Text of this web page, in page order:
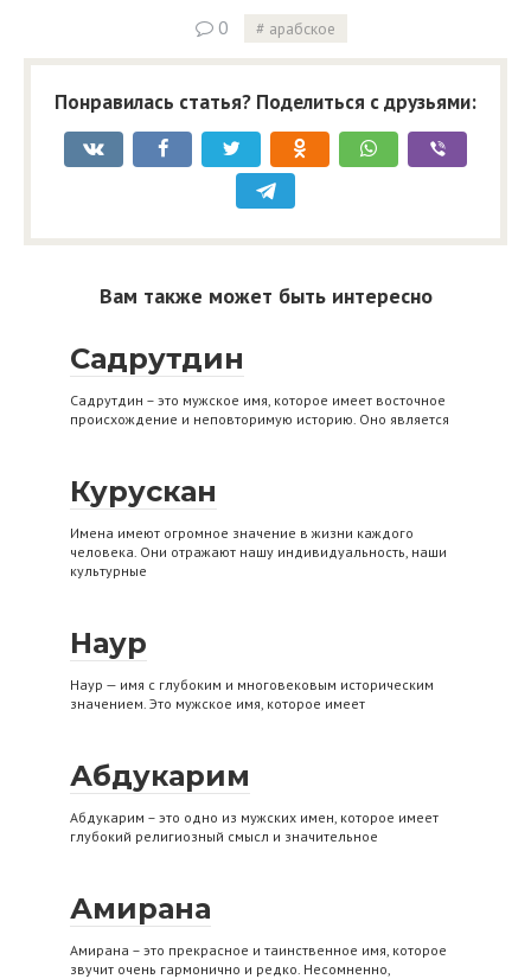
0 арабское
Понравилась статья? Поделиться с друзьями:
Вам также может быть интересно
Садрутдин
Садрутдин – это мужское имя, которое имеет восточное
происхождение и неповторимую историю. Оно является
Курускан
Имена имеют огромное значение в жизни каждого
человека. Они отражают нашу индивидуальность, наши
культурные
Наур
Наур — имя с глубоким и многовековым историческим
значением. Это мужское имя, которое имеет
Абдукарим
Абдукарим – это одно из мужских имен, которое имеет
глубокий религиозный смысл и значительное
Амирана
Амирана – это прекрасное и таинственное имя, которое
звучит очень гармонично и редко. Несомненно,